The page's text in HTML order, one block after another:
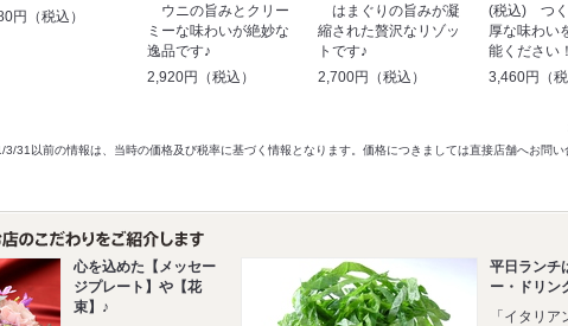
円（税込）
ウニの旨みとクリー
ミーな味わいが絶妙な
逸品です♪
2,920円（税込）
はまぐりの旨みが凝
縮された贅沢なリゾッ
トです♪
2,700円（税込）
(税込) つく
厚な味わい
能ください！
3,460円（税
31以前の情報は、当時の価格及び税率に基づく情報となります。価格につきましては直接店舗へお問い
心を込めた【メッセー
ジプレート】や【花
束】♪
平日ランチ
ー・ドリン
「イタリア